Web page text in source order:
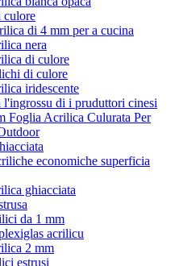
di 4 mm per a cucina
nera
di culore
di culore
iridescente
l'ingrossu di i pruduttori cinesi
Foglia Acrilica Culurata Per
economiche superficia
ghiacciata
da 1 mm
acrilicu
2 mm
estrusi